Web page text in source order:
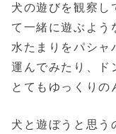
犬の遊びを観察し
て一緒に遊ぶよう
水たまりをパシャ
運んでみたり、ド
とてもゆっくりの
犬と遊ぼうと思う